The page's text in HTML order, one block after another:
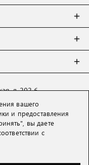
д. 19
д. 202-6
вашего
и предоставления
вы даете
с